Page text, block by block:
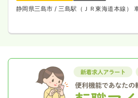
静岡県三島市 / 三島駅（ＪＲ東海道本線）